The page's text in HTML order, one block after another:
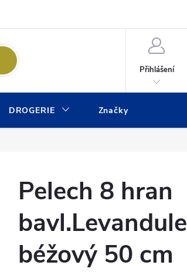
Přihlášení
DROGERIE Značky
Pelech 8 hran
bavl.Levandule
béžový 50 cm